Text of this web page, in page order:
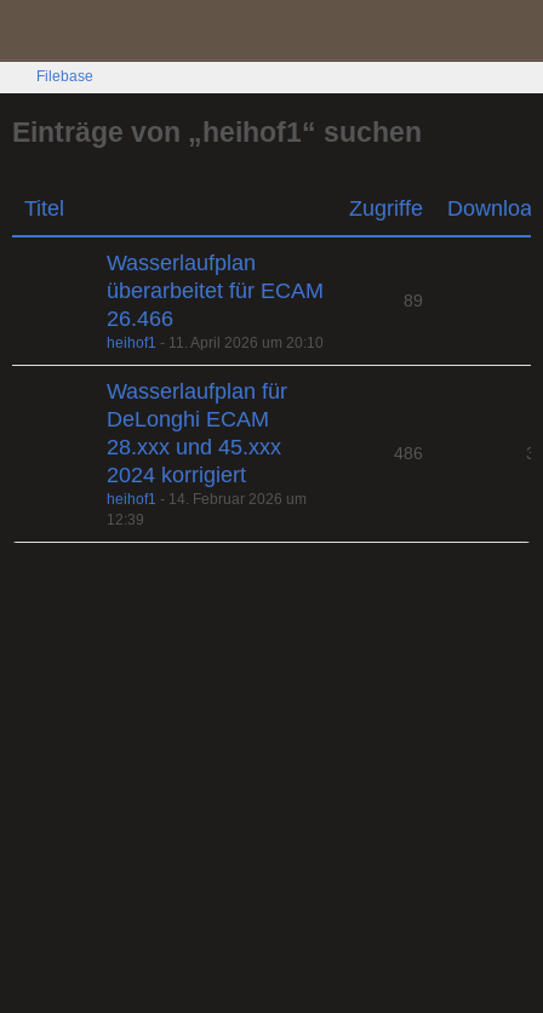
Filebase
Einträge von „heihof1“ suchen
Titel Zugriffe
Wasserlaufplan
überarbeitet für ECAM
26.466
heihof1 - 11. April 2026 um 20:10
89
Wasserlaufplan für
DeLonghi ECAM
28.xxx und 45.xxx
2024 korrigiert
heihof1 - 14. Februar 2026 um
12:39
486